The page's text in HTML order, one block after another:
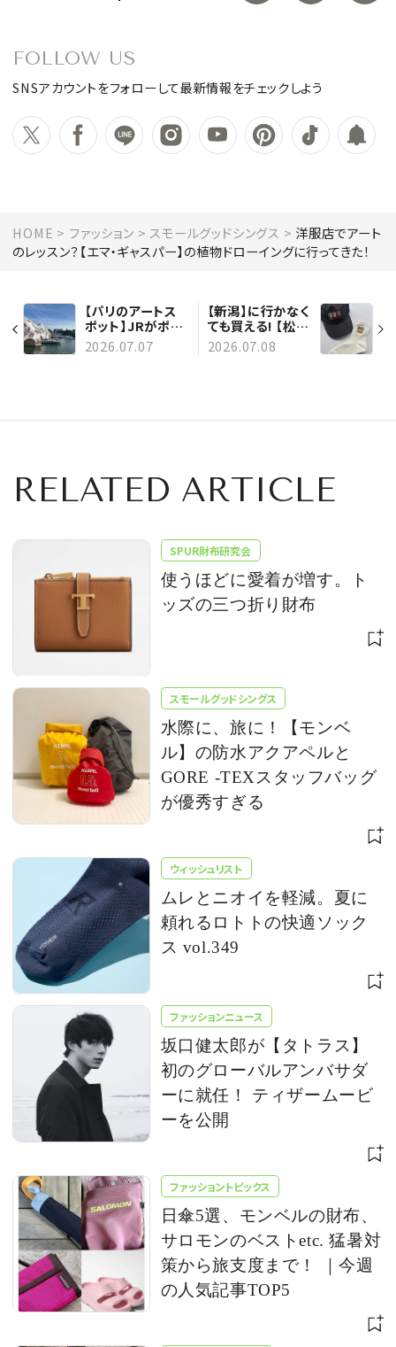
FOLLOW US
SNSアカウントをフォローして最新情報をチェックしよう
HOME ファッション スモールグッドシングス
洋服店でアート
のレッスン？【エマ・ギャスパー】の植物ドローイングに行ってきた！
【パリのアートス
ポット】JRがポン
ヌフを梱包して洞
窟にしちゃった！
2026.07.07
【新潟】に行かなく
ても買える! 【松田
ペット】でポチれ
るグッズ3選
2026.07.08
RELATED ARTICLE
SPUR財布研究会
使うほどに愛着が増す。ト
ッズの三つ折り財布
スモールグッドシングス
水際に、旅に！【モンベ
ル】の防水アクアペルと
GORE -TEXスタッフバッグ
が優秀すぎる
ウィッシュリスト
ムレとニオイを軽減。夏に
頼れるロトトの快適ソック
ス vol.349
ファッションニュース
坂口健太郎が【タトラス】
初のグローバルアンバサダ
ーに就任！ ティザームービ
ーを公開
ファッショントピックス
日傘5選、モンベルの財布、
サロモンのベストetc. 猛暑対
策から旅支度まで！ ｜今週
の人気記事TOP5